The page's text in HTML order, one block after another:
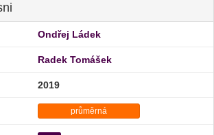
Ondřej Ládek
Radek Tomášek
2019
průměrná